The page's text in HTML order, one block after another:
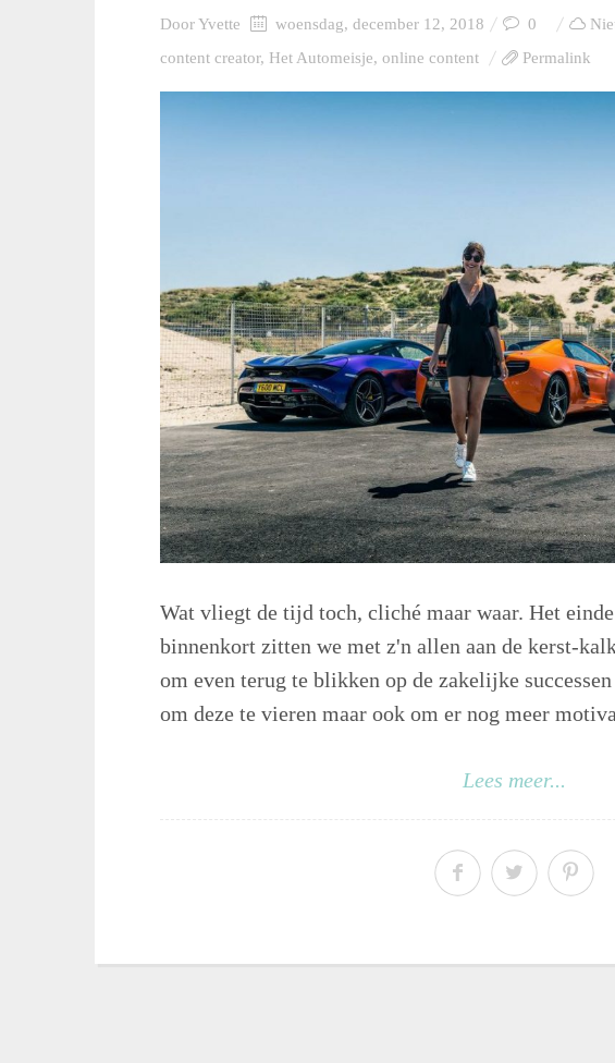
DoorYvette woensdag, december 12, 2018 0
content creator, Het Automeisje, online content Permalink
Wat vliegt de tijd toch, cliché maar waar. Het
binnenkort zitten we met z'n allen aan de kerst-
om even terug te blikken op de zakelijke
om deze te vieren maar ook om er nog meer
Lees meer...